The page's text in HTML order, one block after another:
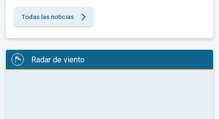
Todas las noticias
Radar de viento